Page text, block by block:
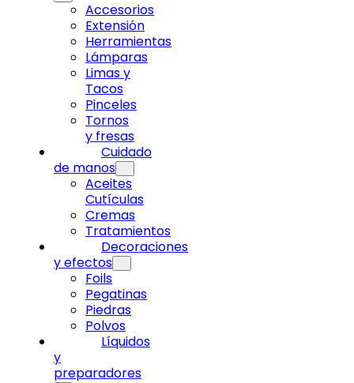
Accesorios
Extensión
Herramientas
Lámparas
Limas y
Tacos
Pinceles
Tornos
y fresas
Cuidado
de manos
Aceites
Cutículas
Cremas
Tratamientos
Decoraciones
y efectos
Foils
Pegatinas
Piedras
Polvos
Líquidos
y
preparadores